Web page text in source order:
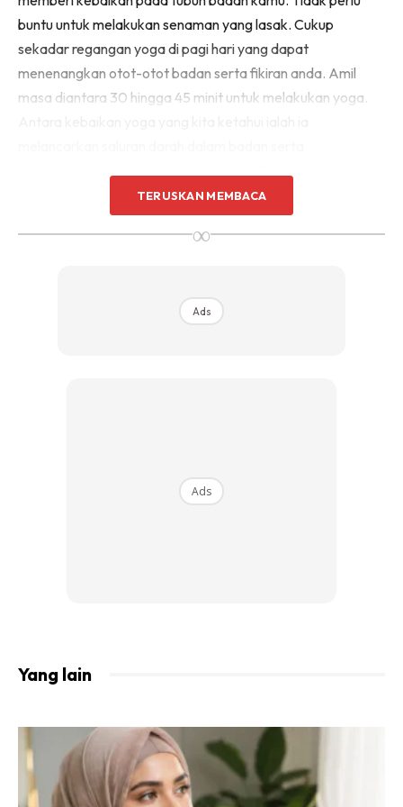
buntu untuk melakukan senaman yang lasak. Cukup
sekadar regangan yoga di pagi hari yang dapat
menenangkan otot-otot badan serta fikiran anda. Amil
masa diantara 30 hingga 45 minit untuk melakukan yoga.
kamu melakukannya setiap hari supaya ia juga membantu
kamu untuk tampak muda sentiasa!
TERUSKAN MEMBACA
∞
Ads
Ads
Yang lain